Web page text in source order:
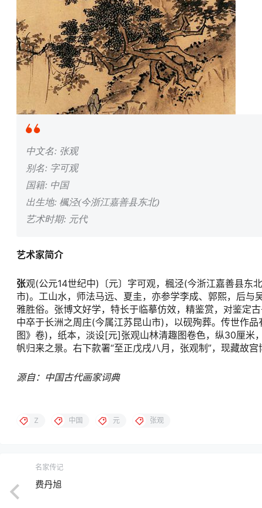
中文名: 张观
别名: 字可观
国籍: 中国
出生地: 楓泾(今浙江嘉善县东北)
艺术时期: 元代
艺术家简介
张观(公元14世纪中)〔元〕字可观，楓泾(今浙江嘉善县东
市)。工山水，师法马远、夏圭，亦参学李成、郭熙，后
雅胜俗。张博文好学，特长于临摹仿效，精鉴赏，对鉴定
中卒于长洲之周庄(今属江苏昆山市)，以砚殉葬。传世作
图》卷)，纸本，淡设[元]张观山林清趣图卷色，纵30厘米
帆归来之景。右下款署“至正戊戌八月，张观制”，现藏故
源自：中国古代画家词典
Z 中国 元 张观
名家传记
费丹旭